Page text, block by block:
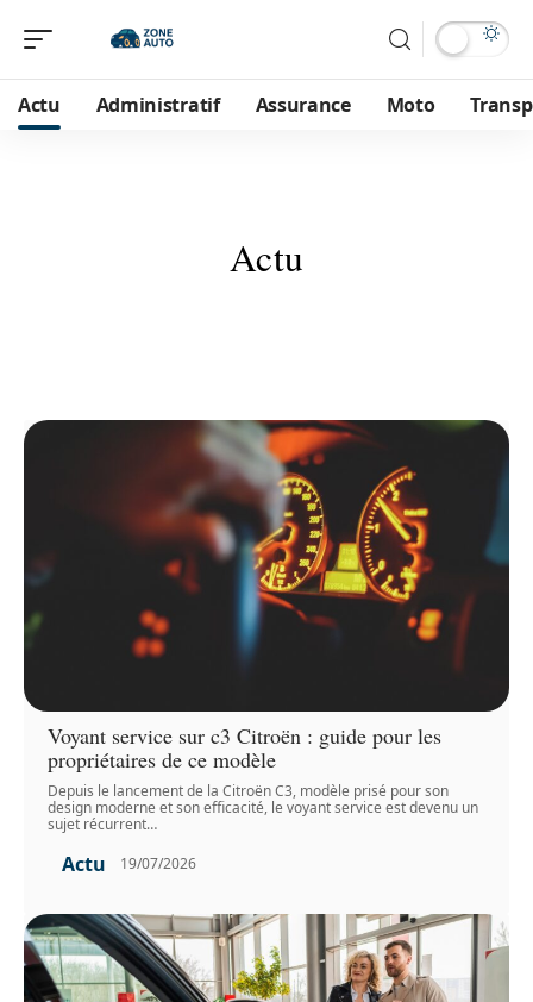
Actu Administratif Assurance Moto
Actu
Voyant service sur c3 Citroën : guide pour les
propriétaires de ce modèle
Depuis le lancement de la Citroën C3, modèle prisé pour son
design moderne et son efficacité, le voyant service est devenu un
sujet récurrent…
Actu 19/07/2026